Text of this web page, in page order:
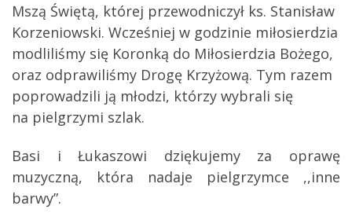
Mszą Świętą, której przewodniczył ks. Stanisław
Korzeniowski. Wcześniej w godzinie miłosierdzia
modliliśmy się Koronką do Miłosierdzia Bożego,
oraz odprawiliśmy Drogę Krzyżową. Tym razem
poprowadzili ją młodzi, którzy wybrali się
na pielgrzymi szlak.
Basi i Łukaszowi dziękujemy za oprawę
muzyczną, która nadaje pielgrzymce ,,inne
barwy”.